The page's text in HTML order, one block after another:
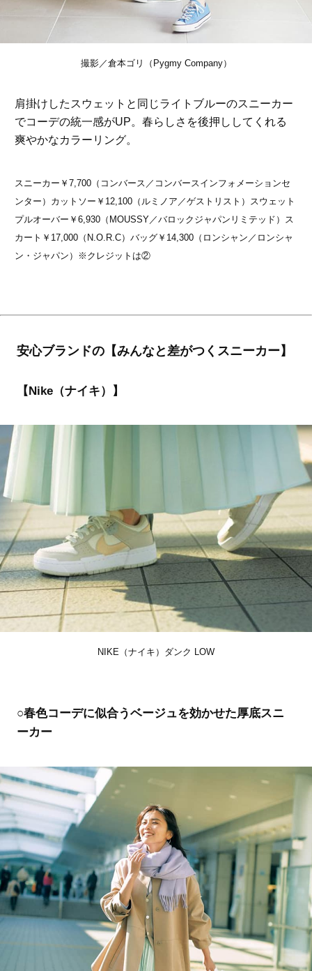
撮影／倉本ゴリ（Pygmy Company）
肩掛けしたスウェットと同じライトブルーのスニーカー
でコーデの統一感がUP。春らしさを後押ししてくれる
爽やかなカラーリング。
スニーカー￥7,700（コンバース／コンバースインフォメーションセ
ンター）カットソー￥12,100（ルミノア／ゲストリスト）スウェット
プルオーバー￥6,930（MOUSSY／バロックジャパンリミテッド）ス
カート￥17,000（N.O.R.C）バッグ￥14,300（ロンシャン／ロンシャ
ン・ジャパン）※クレジットは②
安心ブランドの【みんなと差がつくスニーカー】
【Nike（ナイキ）】
NIKE（ナイキ）ダンク LOW
○春色コーデに似合うベージュを効かせた厚底スニ
ーカー